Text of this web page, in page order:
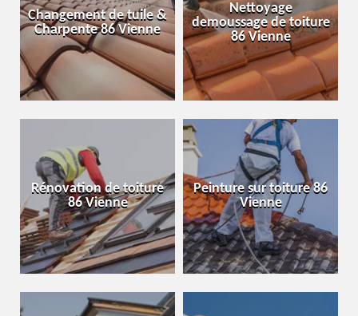
Changement de tuile &
Charpente 86 Vienne
Nettoyage
demoussage de toiture
86 Vienne
Rénovation de toiture
86 Vienne
Peinture sur toiture 86
Vienne